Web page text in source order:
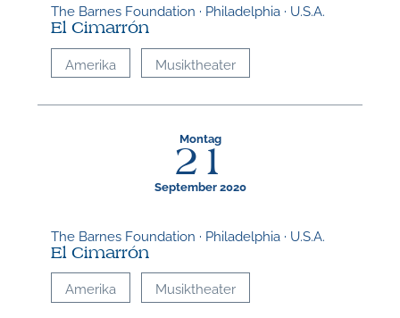
The Barnes Foundation · Philadelphia · U.S.A.
El Cimarrón
Amerika Musiktheater
Montag
21
September 2020
The Barnes Foundation · Philadelphia · U.S.A.
El Cimarrón
Amerika Musiktheater